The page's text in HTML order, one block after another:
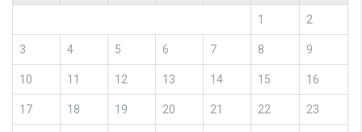
1 2
3 4 5 6 7 8 9
10 11 12 13 14 15 16
17 18 19 20 21 22 23